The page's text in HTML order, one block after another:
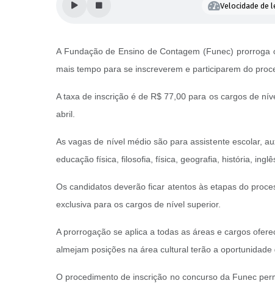
Velocidade de
A Fundação de Ensino de Contagem (Funec)
mais tempo para se inscreverem e participarem do
A taxa de inscrição é de R$ 77,00 para os cargos de
abril.
As vagas de nível médio são para assistente escolar,
educação física, filosofia, física, geografia, história,
Os candidatos deverão ficar atentos às etapas do
exclusiva para os cargos de nível superior.
A prorrogação se aplica a todas as áreas e cargos
almejam posições na área cultural terão a
O procedimento de inscrição no concurso da Funec